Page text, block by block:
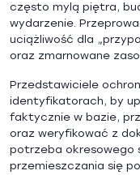
często mylą piętra,
wydarzenie.
uciążliwość dla
oraz zmarnowane
Przedstawiciele
identyfikatorach, by
faktycznie w bazie,
oraz weryfikować z
potrzeba okresowego
przemieszczania się